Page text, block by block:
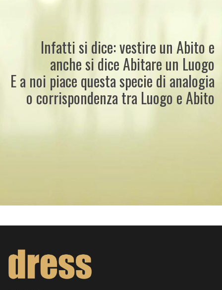
Infatti si dice: vestire un Abito e
anche si dice Abitare un Luogo
E a noi piace questa specie di analogia
o corrispondenza tra Luogo e Abito